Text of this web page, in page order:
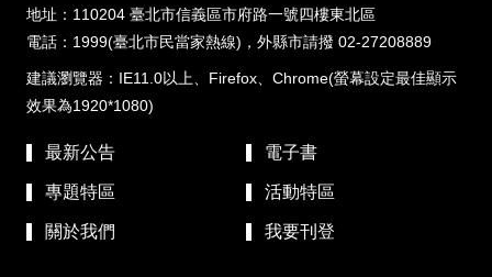
地址：110204 臺北市信義區市府路一號四樓東北區
電話：1999(臺北市民當家熱線)，外縣市請撥 02-27208889
建議瀏覽器：IE11.0以上、Firefox、Chrome(螢幕設定最佳顯示
效果為1920*1080)
最新公告 電子書
專題特區 活動特區
關於我們 我要刊登